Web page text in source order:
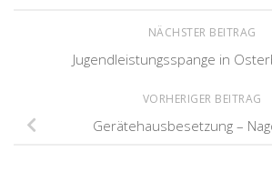
NÄCHSTER BEITRAG
Jugendleistungsspange in
VORHERIGER BEITRAG
Gerätehausbesetzung –